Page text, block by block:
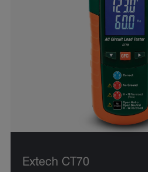
Extech CT70